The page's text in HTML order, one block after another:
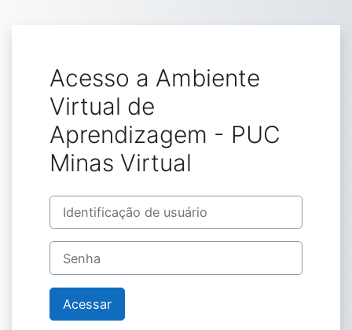
Acesso a Ambiente
Virtual de
Aprendizagem - PUC
Minas Virtual
Identificação de usuário
Senha
Acessar